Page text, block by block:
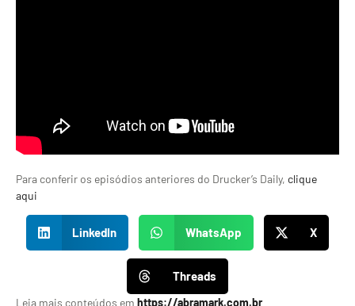
Para conferir os episódios anteriores do Drucker’s Daily, clique
aqui
LinkedIn WhatsApp X
Threads
Leia mais conteúdos em https://abramark.com.br